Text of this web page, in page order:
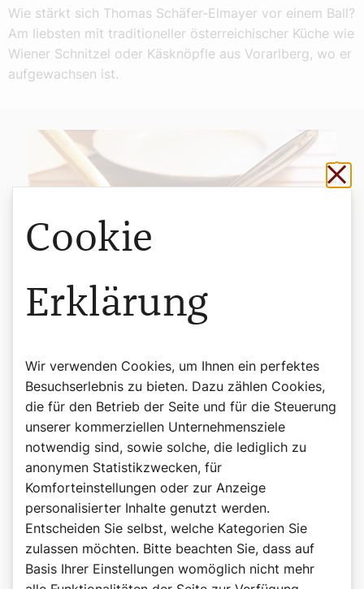
Wie stärkt sich Thomas Schäfer-Elmayer vor einem Ball?
Am liebsten mit traditioneller österreichischer Küche wie
Wiener Schnitzel oder Käsknöpfle aus Vorarlberg, wo er
aufgewachsen ist.
©pixabay
Rezept: Käsknöpfle
Wir danken Schwester Christine Felder von der geistlichen
Gemeinschaft „Das Werk“, die als Vorarlbergerin das
Rezept für Käsknöpfle geschickt hat. Schwester Christine
hat viele Jahre lang Papst Benedikt begleitet und ihm
viel gelobte Nusstorte zum Geburtstag
Cookie
Erklärung
Wir verwenden Cookies, um Ihnen ein perfektes
Besuchserlebnis zu bieten. Dazu zählen Cookies,
die für den Betrieb der Seite und für die Steuerung
unserer kommerziellen Unternehmensziele
notwendig sind, sowie solche, die lediglich zu
anonymen Statistikzwecken, für
Komforteinstellungen oder zur Anzeige
personalisierter Inhalte genutzt werden.
Entscheiden Sie selbst, welche Kategorien Sie
zulassen möchten. Bitte beachten Sie, dass auf
Basis Ihrer Einstellungen womöglich nicht mehr